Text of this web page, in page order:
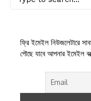
ফ্রি ইমেইল নিউজলেটারে
পৌছে যাবে আপনার ইমেইল